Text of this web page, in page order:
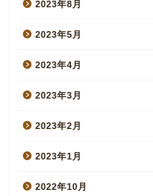
2023年8月
2023年5月
2023年4月
2023年3月
2023年2月
2023年1月
2022年10月